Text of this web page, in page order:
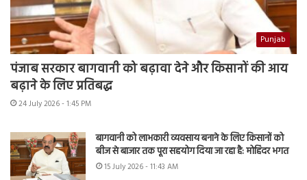
Punjab
पंजाब सरकार बागवानी को बढ़ावा देने और किसानों की आय
बढ़ाने के लिए प्रतिबद्ध
24 July 2026 - 1:45 PM
बागवानी को लाभकारी व्यवसाय बनाने के लिए किसानों को
बीज से बाजार तक पूरा सहयोग दिया जा रहा है: मोहिंदर भगत
15 July 2026 - 11:43 AM